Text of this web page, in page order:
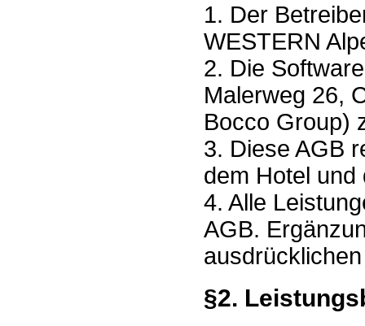
1. Der
WESTERN
2. Die
Malerweg 26,
Bocco Group)
3. Diese AGB
dem Hotel und
4. Alle
AGB.
§2.